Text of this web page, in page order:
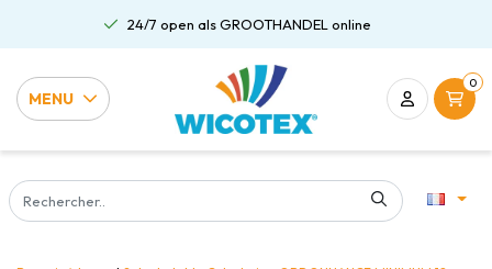
24/7 open als GROOTHANDEL online
MENU
0